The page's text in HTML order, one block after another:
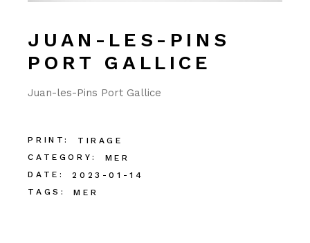
JUAN-LES-PINS
PORT GALLICE
Juan-les-Pins Port Gallice
PRINT:
TIRAGE
CATEGORY:
MER
DATE:
2023-01-14
TAGS:
MER